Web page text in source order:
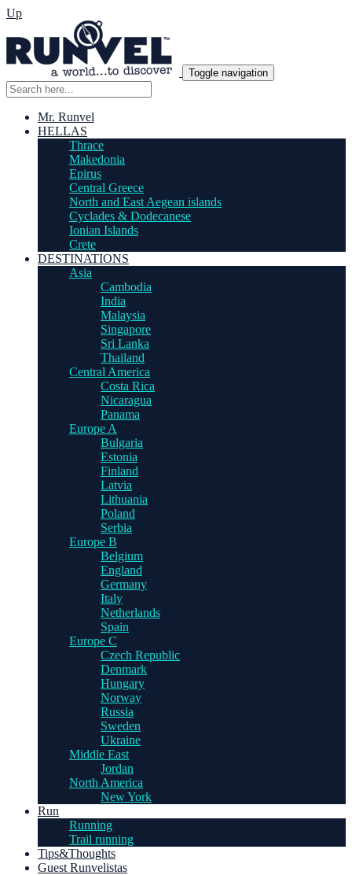
Up
Toggle navigation
Mr. Runvel
HELLAS
Thrace
Makedonia
Epirus
Central Greece
North and East Aegean islands
Cyclades & Dodecanese
Ionian Islands
Crete
DESTINATIONS
Asia
Cambodia
India
Malaysia
Singapore
Sri Lanka
Thailand
Central America
Costa Rica
Nicaragua
Panama
Europe A
Bulgaria
Estonia
Finland
Latvia
Lithuania
Poland
Serbia
Europe B
Belgium
England
Germany
Italy
Netherlands
Spain
Europe C
Czech Republic
Denmark
Hungary
Norway
Russia
Sweden
Ukraine
Middle East
Jordan
North America
New York
Run
Running
Trail running
Tips&Thoughts
Guest Runvelistas